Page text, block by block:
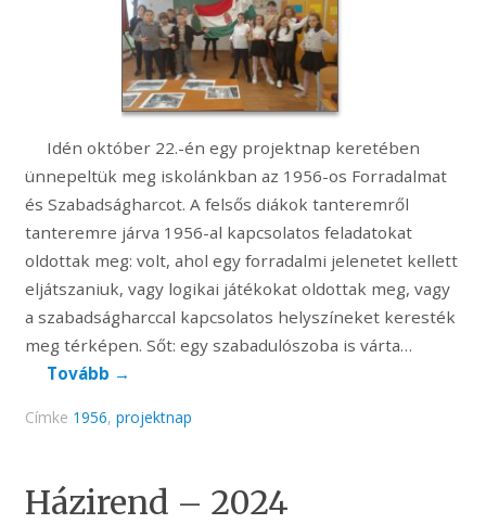
Idén október 22.-én egy projektnap keretében
ünnepeltük meg iskolánkban az 1956-os Forradalmat
és Szabadságharcot. A felsős diákok tanteremről
tanteremre járva 1956-al kapcsolatos feladatokat
oldottak meg: volt, ahol egy forradalmi jelenetet kellett
eljátszaniuk, vagy logikai játékokat oldottak meg, vagy
a szabadságharccal kapcsolatos helyszíneket keresték
meg térképen. Sőt: egy szabadulószoba is várta…
Tovább →
Címke 1956, projektnap
Házirend – 2024